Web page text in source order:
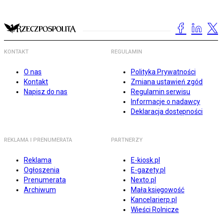
KONTAKT
O nas
Kontakt
Napisz do nas
REGULAMIN
Polityka Prywatności
Zmiana ustawień zgód
Regulamin serwisu
Informacje o nadawcy
Deklaracja dostępności
REKLAMA I PRENUMERATA
Reklama
Ogłoszenia
Prenumerata
Archiwum
PARTNERZY
E-kiosk.pl
E-gazety.pl
Nexto.pl
Mała księgowość
Kancelarierp.pl
Wieści Rolnicze